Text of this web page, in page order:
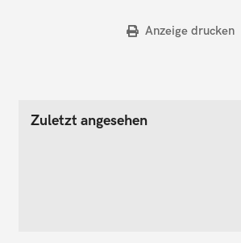
Anzeige drucken
Zuletzt angesehen